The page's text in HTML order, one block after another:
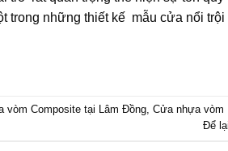
trong những thiết kế mẫu cửa nổi
vòm Composite tại Lâm Đồng, Cửa nhựa vòm
Để